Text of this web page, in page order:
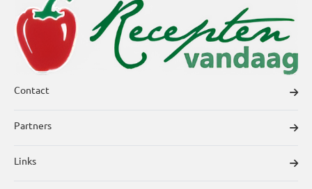
Contact
Partners
Links